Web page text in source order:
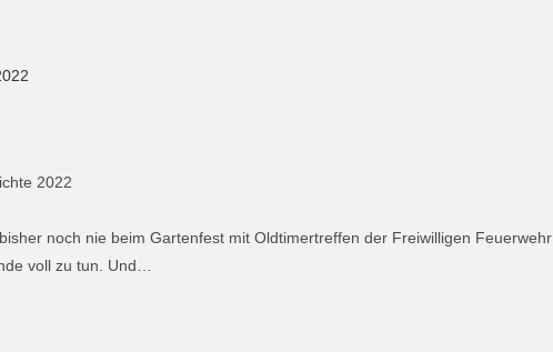
2022
noch nie beim Gartenfest mit Oldtimertreffen der Freiwilligen Feuerwehr
voll zu tun. Und…